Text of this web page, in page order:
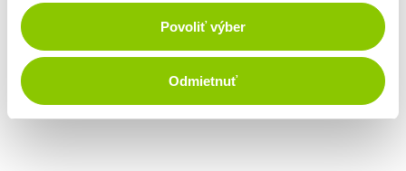
Povoliť výber
Odmietnuť